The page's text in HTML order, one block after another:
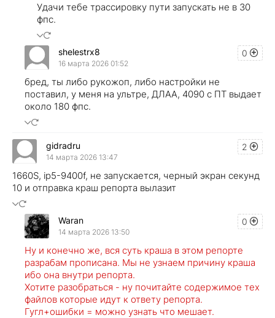
Удачи тебе трассировку пути запускать не в 30
фпс.
0
shelestrx8
16 марта 2026 01:52
бред, ты либо рукожоп, либо настройки не
поставил, у меня на ультре, ДЛАА, 4090 с ПТ выдает
около 180 фпс.
2
gidradru
14 марта 2026 13:47
1660S, ip5-9400f, не запускается, черный экран секунд
10 и отправка краш репорта вылазит
0
Waran
14 марта 2026 13:50
Ну и конечно же, вся суть краша в этом репорте
разрабам прописана. Мы не узнаем причину краша
ибо она внутри репорта.
Хотите разобраться - ну почитайте содержимое тех
файлов которые идут к ответу репорта.
Гугл+ошибки = можно узнать что мешает.